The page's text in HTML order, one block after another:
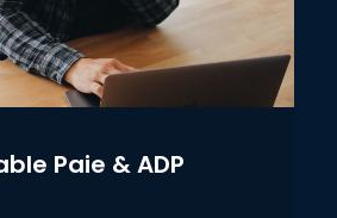
Paie & ADP